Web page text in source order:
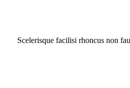
Scelerisque facilisi rhoncus non